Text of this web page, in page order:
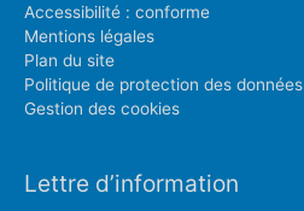
Accessibilité : conforme
Mentions légales
Plan du site
Politique de protection des données
Gestion des cookies
Lettre d’information